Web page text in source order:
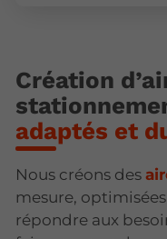
Création
adaptés et
Nous créons des
mesure,
répondre aux